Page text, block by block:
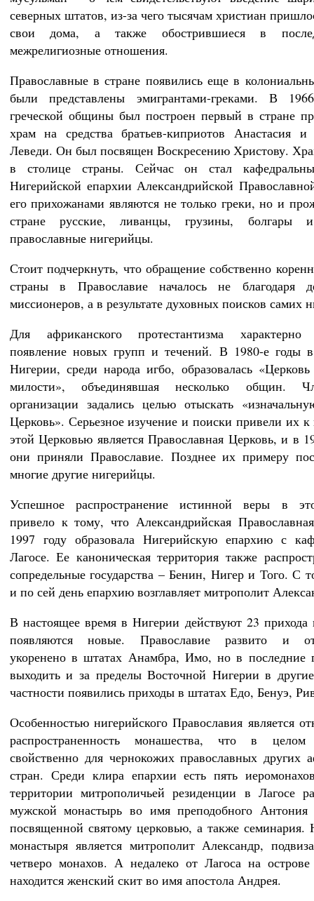
северных штатов, из-за чего тысячам христиан
свои дома, а также обострившиеся в
межрелигиозные отношения.
Православные в стране появились еще в
были представлены эмигрантами-греками. В
греческой общины был построен первый в стране
храм на средства братьев-киприотов Анастасия и
Леведи. Он был посвящен Воскресению Христову.
в столице страны. Сейчас он стал
Нигерийской епархии Александрийской
его прихожанами являются не только греки, но и
стране русские, ливанцы, грузины, болгары
православные нигерийцы.
Стоит подчеркнуть, что обращение собственно
страны в Православие началось не благодаря
миссионеров, а в результате духовных поисков самих
Для африканского протестантизма характерно
появление новых групп и течений. В 1980-е годы
Нигерии, среди народа игбо, образовалась «Церковь
милости», объединявшая несколько общин.
организации задались целью отыскать
Церковь». Серьезное изучение и поиски привели их
этой Церковью является Православная Церковь, и в
они приняли Православие. Позднее их примеру
многие другие нигерийцы.
Успешное распространение истинной веры в
привело к тому, что Александрийская
1997 году образовала Нигерийскую епархию с
Лагосе. Ее каноническая территория также
сопредельные государства – Бенин, Нигер и Того. С
и по сей день епархию возглавляет митрополит
В настоящее время в Нигерии действуют 23 прихода
появляются новые. Православие развито и
укоренено в штатах Анамбра, Имо, но в последние
выходить и за пределы Восточной Нигерии в
частности появились приходы в штатах Едо, Бенуэ,
Особенностью нигерийского Православия является
распространенность монашества, что в
свойственно для чернокожих православных других
стран. Среди клира епархии есть пять
территории митрополичьей резиденции в Лагосе
мужской монастырь во имя преподобного Антония
посвященной святому церковью, а также семинария.
монастыря является митрополит Александр,
четверо монахов. А недалеко от Лагоса на
находится женский скит во имя апостола Андрея.